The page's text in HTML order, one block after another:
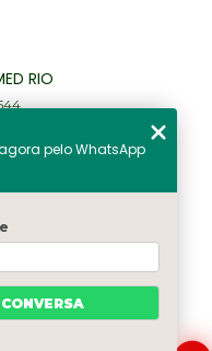
RIO
pelo WhatsApp